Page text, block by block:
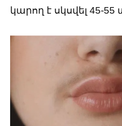
կարող է սկսվել 45-